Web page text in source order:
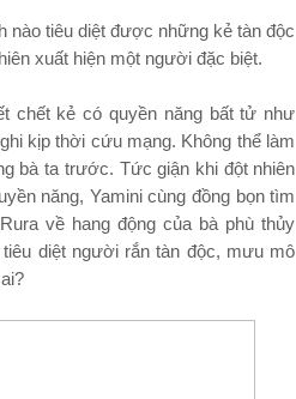
nào tiêu diệt được những kẻ tàn độc
xuất hiện một người đặc biệt.
chết kẻ có quyền năng bất tử như
kịp thời cứu mạng. Không thể làm
bà ta trước. Tức giận khi đột nhiên
năng, Yamini cùng đồng bọn tìm
về hang động của bà phù thủy
diệt người rắn tàn độc, mưu mô